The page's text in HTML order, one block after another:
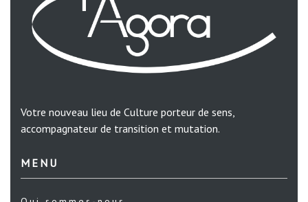
Votre nouveau lieu de Culture porteur de sens,
accompagnateur de transition et mutation.
MENU